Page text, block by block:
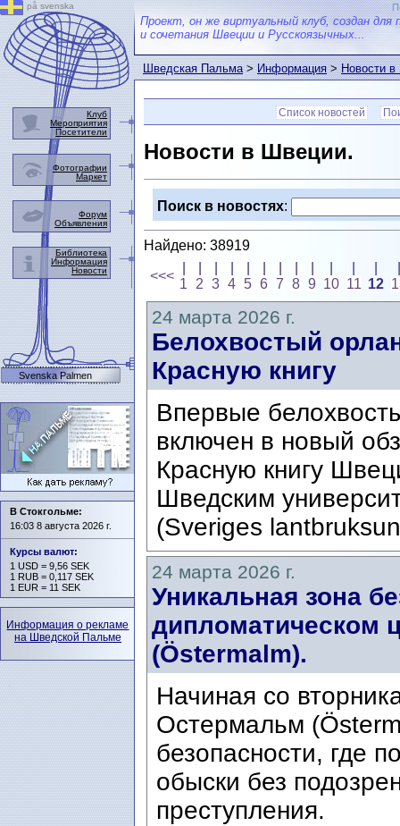
Проект, он же виртуальный клуб, создан для
и сочетания Швеции и Русскоязычных...
Шведская Пальма>Информация>Новости
Список новостей
Новости в Швеции.
Поиск в новостях:
Найдено: 38919
<<<
1
2
3 4 5 6 7
8 9 10 11 12
24 марта 2026 г.
Белохвостый
Красную книгу
Впервые
включен в новый
Красную книгу
Шведским
(Sveriges
24 марта 2026 г.
Уникальная зона
дипломатическом
(Östermalm).
Начиная со
Остермальм
безопасности, где
обыски без
преступления.
på svenska
Клуб
Мероприятия
Посетители
Фотографии
Маркет
Форум
Объявления
Библиотека
Информация
Новости
Svenska Palmen
В Стокгольме:
16:03 8 августа 2026 г.
Курсы валют:
1 USD = 9,56 SEK
1 RUB = 0,117 SEK
1 EUR = 11 SEK
Информация о рекламе
на Шведской Пальме